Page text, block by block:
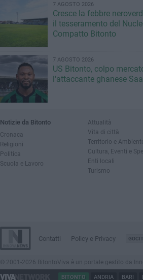
7 AGOSTO 2026
Cresce la febbre
il tesseramento del
Compatto Bitonto
7 AGOSTO 2026
US Bitonto, colpo
l'attaccante ghanese
Notizie da Bitonto
Cronaca
Religioni
Politica
Scuola e Lavoro
Attualità
Vita di città
Territorio e
Cultura, Eventi e
Enti locali
Turismo
Contatti Policy e Privacy
© 2001-2026 BitontoViva è un portale gestito da
BITONTO ANDRIA BARI